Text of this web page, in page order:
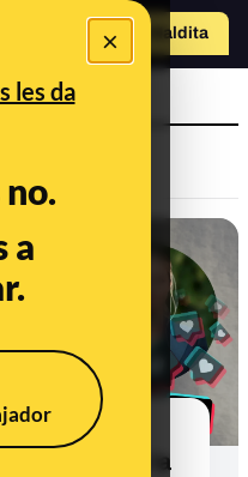
×
les da
a
Hazte Maldito
a
usan
la imagen de la